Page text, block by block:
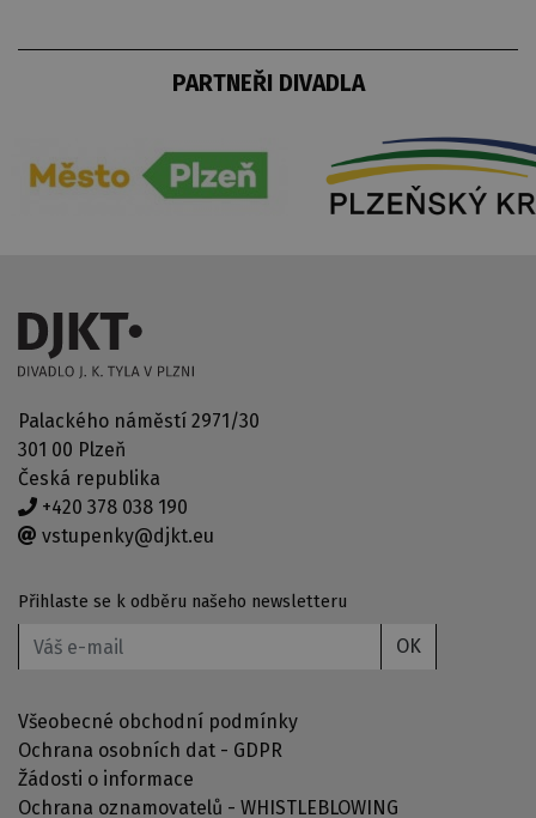
PARTNEŘI DIVADLA
Palackého náměstí 2971/30
301 00 Plzeň
Česká republika
+420 378 038 190
vstupenky@djkt.eu
Přihlaste se k odběru našeho newsletteru
OK
Všeobecné obchodní podmínky
Ochrana osobních dat - GDPR
Žádosti o informace
Ochrana oznamovatelů - WHISTLEBLOWING